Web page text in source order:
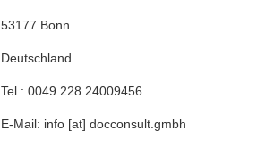
53177 Bonn
Deutschland
Tel.: 0049 228 24009456
E-Mail: info [at] docconsult.gmbh